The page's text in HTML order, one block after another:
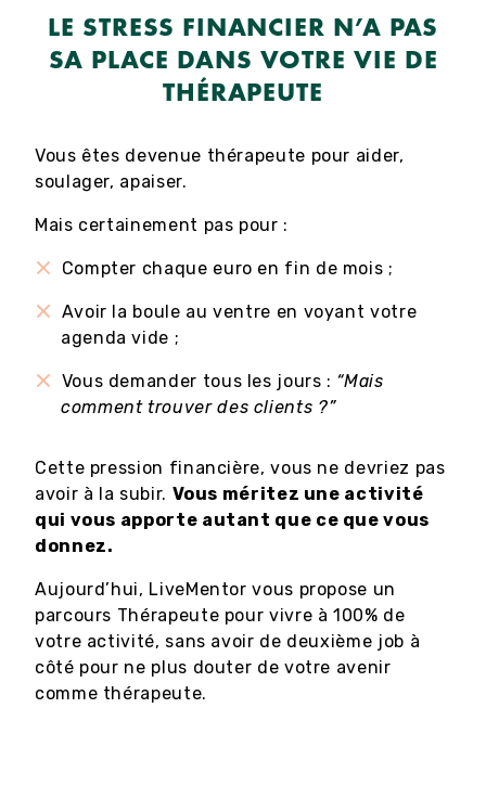
LE STRESS FINANCIER N’A PAS
SA PLACE DANS VOTRE VIE DE
THÉRAPEUTE
Vous êtes devenue thérapeute pour aider,
soulager, apaiser.
Mais certainement pas pour :
Compter chaque euro en fin de mois ;
Avoir la boule au ventre en voyant votre
agenda vide ;
Vous demander tous les jours : “Mais
comment trouver des clients ?”
Cette pression financière, vous ne devriez pas
avoir à la subir. Vous méritez une activité
qui vous apporte autant que ce que vous
donnez.
Aujourd’hui, LiveMentor vous propose un
parcours Thérapeute pour vivre à 100% de
votre activité, sans avoir de deuxième job à
côté pour ne plus douter de votre avenir
comme thérapeute.